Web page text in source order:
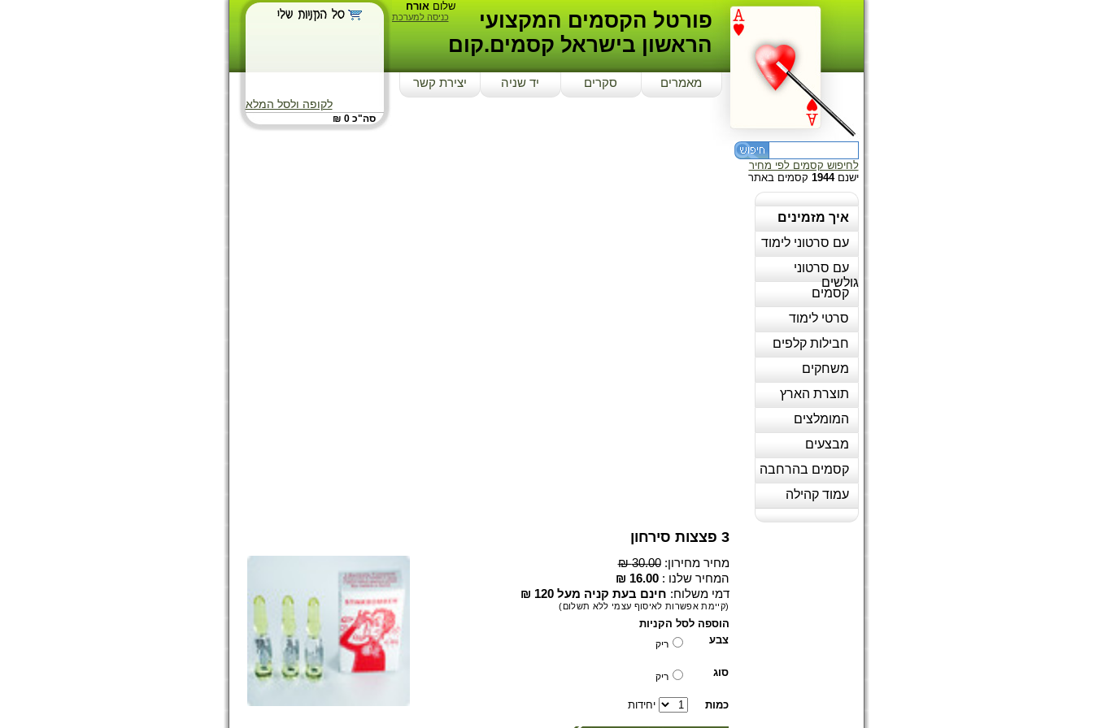
לקופה ולסל המלא
סה"כ 0 ₪
שלוםאורח
כניסה למערכת
פורטל הקסמים המקצועי
הראשון בישראל קסמים.קום
מאמרים סקרים יד שניה יצירת קשר
לחיפוש קסמים לפי מחיר
ישנם1944 קסמים באתר
איך מזמינים
עם סרטוני לימוד
עם סרטוני
גולשים
קסמים
סרטי לימוד
חבילות קלפים
משחקים
תוצרת הארץ
המומלצים
מבצעים
קסמים בהרחבה
עמוד קהילה
3 פצצות סירחון
מחיר מחירון:30.00 ₪
המחיר שלנו :16.00 ₪
דמי משלוח: חינם בעת קניה מעל 120 ₪
(קיימת אפשרות לאיסוף עצמי ללא תשלום)
הוספה לסל הקניות
צבע
ריק
סוג ריק
כמות יחידות